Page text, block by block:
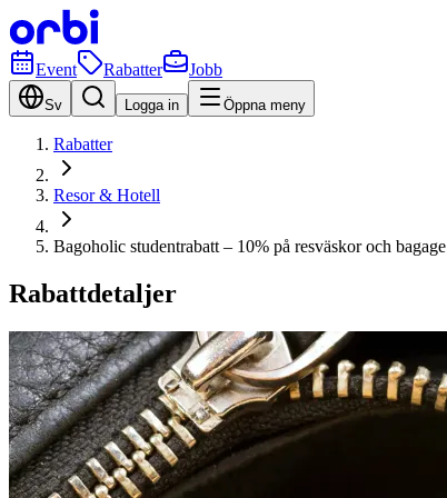
Event Rabatter Jobb
Sv Logga in Öppna meny
Rabatter
Resor & Hotell
Bagoholic studentrabatt – 10% på resväskor och bagage
Rabattdetaljer